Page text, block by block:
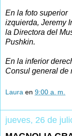
En la foto superior
izquierda, Jeremy
la Directora del
Pushkin.
En la inferior
Consul general de
Laura en 9:00 a. m.
jueves, 26 de